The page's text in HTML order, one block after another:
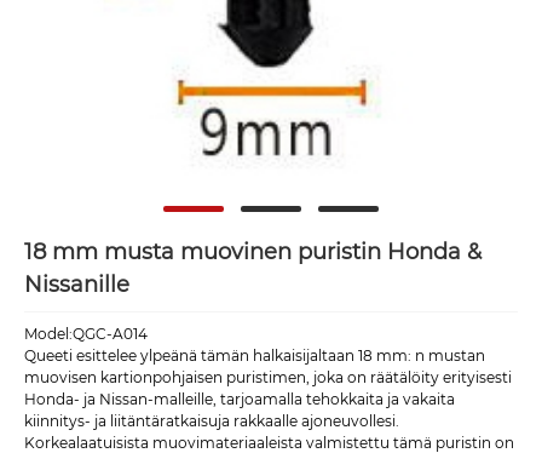
18 mm musta muovinen puristin Honda &
Nissanille
Model:QGC-A014
Queeti esittelee ylpeänä tämän halkaisijaltaan 18 mm: n mustan
muovisen kartionpohjaisen puristimen, joka on räätälöity erityisesti
Honda- ja Nissan-malleille, tarjoamalla tehokkaita ja vakaita
kiinnitys- ja liitäntäratkaisuja rakkaalle ajoneuvollesi.
Korkealaatuisista muovimateriaaleista valmistettu tämä puristin on